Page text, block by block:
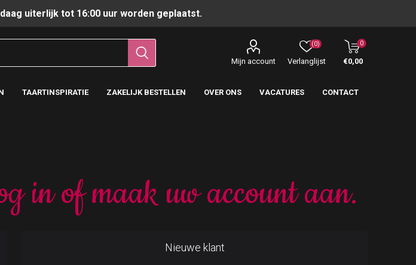
uiterlijk tot 16:00 uur worden geplaatst.
Mijn account Verlanglijst
(0) 0
€0,00
TAARTINSPIRATIE ZAKELIJK BESTELLEN OVER ONS VACATURES CONTACT
in of maak uw account aan.
Nieuwe klant